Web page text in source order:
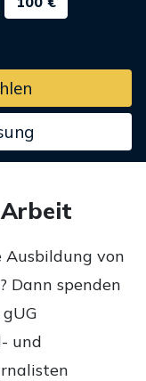
Ausbildung von
Dann spenden
und